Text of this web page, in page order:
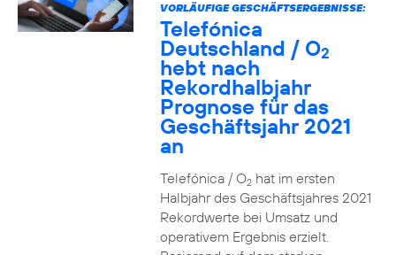
VORLÄUFIGE GESCHÄFTSERGEBNISSE:
Telefónica
Deutschland / O2
hebt nach
Rekordhalbjahr
Prognose für das
Geschäftsjahr 2021
an
Telefónica / O2hat im ersten
Halbjahr des Geschäftsjahres 2021
Rekordwerte bei Umsatz und
operativem Ergebnis erzielt.